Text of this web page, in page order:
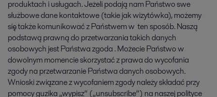
produktach i usługach. Jeżeli podają nam Państwo swe
służbowe dane kontaktowe (takie jak wizytówka), możemy
się także komunikować z Państwem w ten sposób. Naszą
podstawą prawną do przetwarzania takich danych
osobowych jest Państwa zgoda . Możecie Państwo w
dowolnym momencie skorzystać z prawa do wycofania
zgody na przetwarzanie Państwa danych osobowych.
Wnioski związane z wycofaniem zgody należy składać przy
pomocy guzika „wypisz” („unsubscribe”) na naszej polityce